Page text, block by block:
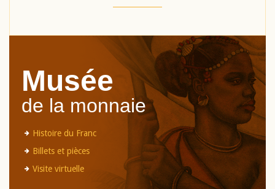
Musée
de la monnaie
Histoire du Franc
Billets et pièces
Visite virtuelle